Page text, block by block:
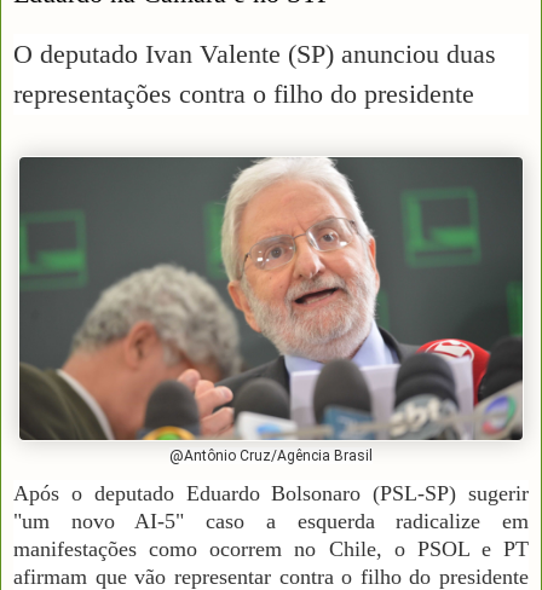
O deputado Ivan Valente (SP) anunciou duas
representações contra o filho do presidente
@Antônio Cruz/Agência Brasil
Após o deputado Eduardo Bolsonaro (PSL-SP) sugerir
"um novo AI-5" caso a esquerda radicalize em
manifestações como ocorrem no Chile, o PSOL e PT
afirmam que vão representar contra o filho do presidente